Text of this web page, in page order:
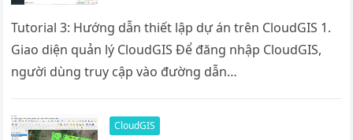
Tutorial 3: Hướng dẫn thiết lập dự án trên CloudGIS 1.
Giao diện quản lý CloudGIS Để đăng nhập CloudGIS,
người dùng truy cập vào đường dẫn…
CloudGIS